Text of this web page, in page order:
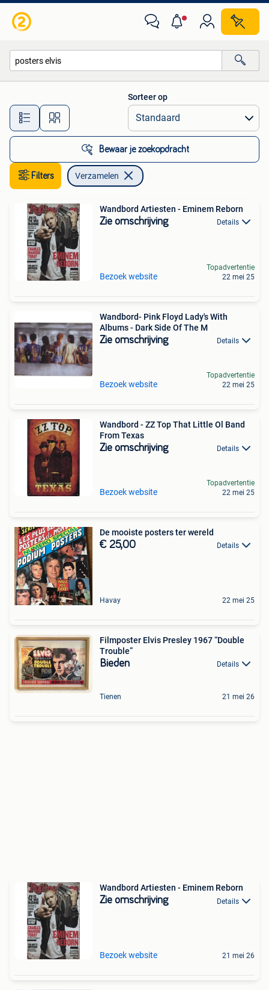
Alle afstanden…
Sorteer op
Bewaar je zoekopdracht
Filters Verzamelen
Wandbord Artiesten - Eminem Reborn
Zie omschrijving Details
Bezoek website
Topadvertentie
22 mei 25
Wandbord- Pink Floyd Lady's With
Albums - Dark Side Of The M
Zie omschrijving Details
Bezoek website
Topadvertentie
22 mei 25
Wandbord - ZZ Top That Little Ol Band
From Texas
Zie omschrijving Details
Bezoek website
Topadvertentie
22 mei 25
De mooiste posters ter wereld
€ 25,00 Details
Havay 22 mei 25
Filmposter Elvis Presley 1967 “Double
Trouble”
Bieden Details
Tienen 21 mei 26
Wandbord Artiesten - Eminem Reborn
Zie omschrijving Details
Bezoek website 21 mei 26